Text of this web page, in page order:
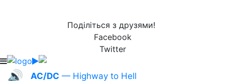
Поділіться з друзями!
Facebook
Twitter
🔊 AC/DC — Highway to Hell